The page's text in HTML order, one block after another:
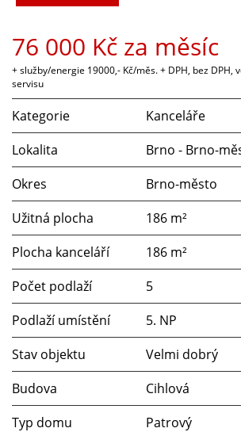
76 000 Kč za měsíc
+ služby/energie 19000,- Kč/měs. + DPH, bez DPH,
servisu
Kategorie
Kanceláře
Lokalita
Brno - Brno-
Okres
Brno-město
Užitná plocha
186 m²
Plocha kanceláří
186 m²
Počet podlaží
5
Podlaží umístění
5. NP
Stav objektu
Velmi dobrý
Budova
Cihlová
Typ domu
Patrový